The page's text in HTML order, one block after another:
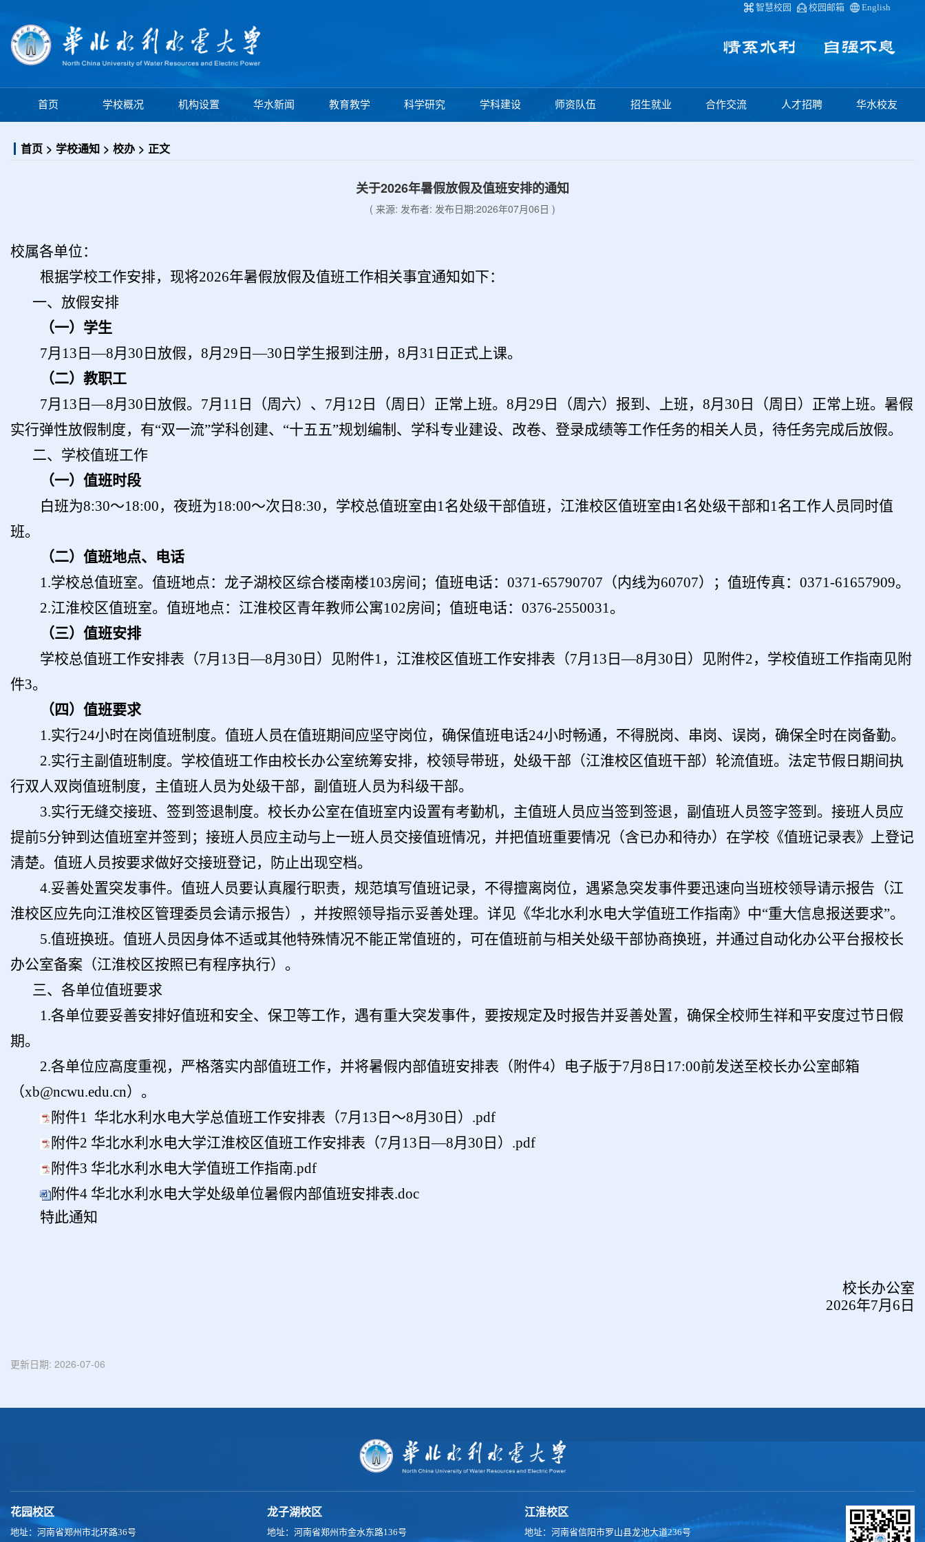
智慧校园 校园邮箱 English
首页 学校概况 机构设置 华水新闻 教育教学 科学研究 学科建设 师资队伍 招生就业 合作交流 人才招聘 华水校友
首页 学校通知 校办 正文
关于2026年暑假放假及值班安排的通知
( 来源: 发布者: 发布日期:2026年07月06日 )
校属各单位：
根据学校工作安排，现将2026年暑假放假及值班工作相关事宜通知如下：
一、放假安排
（一） 学生
7月 13 日—8月 30 日放假， 8月 29 日—30 日学生报到注册， 8月 31 日正式上课。
（二）教职工
7月 13 日—8月 30 日放假。 7月 11日（周六）、 7月 12日（周日）正常上班。 8月 29 日（周六）报到、上班， 8月 30 日（周日）正常上班。 暑假
实行弹性放假制度，有“双一流”学科创建、 “十五五”规划编制 、 学科专业建设、改卷、登录成绩等工作任务的相关人员，待任务完成后放假。
二、学校值班工作
（一）值班时段
白班为8:30～18:00，夜班为18:00～次日 8:30，学校总值班室由1名处级干部值班，江淮校区值班室由1名处级干部和1名工作人员同时值
班。
（二）值班地点、电话
1.学校总值班室。值班地点：龙子湖校区综合楼南楼103房间；值班电话：0371-65790707（内线为60707）；值班传真：0371-61657909。
2.江淮校区值班室。值班地点：江淮校区青年教师公寓102房间；值班电话：0376-2550031。
（三）值班安排
学校总值班工作安排表（7月 13 日—8月 30 日）见附件1，江淮校区值班工作安排表（7月 13 日—8月 30 日）见附件2， 学校值班工作指南见附
件3。
（四）值班要求
1.实行24小时在岗值班制度。值班人员在值班期间应坚守岗位，确保值班电话24小时畅通，不得脱岗、串岗、误岗，确保全时在岗备勤。
2.实行主副值班制度。学校值班工作由校长办公室统筹安排，校领导带班，处级干部（江淮校区值班干部）轮流值班。法定节假日期间执
行双人双岗值班制度，主值班人员为处级干部，副值班人员为科级干部。
3.实行无缝交接班、签到签退制度。校长办公室在值班室内设置有考勤机，主值班人员应当签到签退，副值班人员签字签到。接班人员应
提前5分钟到达值班室并签到；接班人员应主动与上一班人员交接值班情况，并把值班重要情况（含已办和待办）在学校《值班记录表》上登记
清楚。值班人员按要求做好交接班登记，防止出现空档。
4.妥善处置突发事件。值班人员要认真履行职责，规范填写值班记录，不得擅离岗位，遇紧急突发事件要迅速向当班校领导请示报告（江
淮校区应先向江淮校区管理委员会请示报告），并按照领导指示妥善处理。详见《华北水利水电大学值班工作指南》中“重大信息报送要求”。
5.值班换班。值班人员因身体不适或其他特殊情况不能正常值班的，可在值班前与相关处级干部协商换班，并通过自动化办公平台报校长
办公室备案（江淮校区按照已有程序执行）。
三、各单位值班要求
1.各单位要妥善安排好值班和安全、保卫等工作，遇有重大突发事件，要按规定及时报告并妥善处置，确保全校师生祥和平安度过节日假
期。
2.各单位应高度重视，严格落实内部值班工作，并将暑假内部值班安排表（附件4）电子版于7月 8 日 17:00前发送至校长办公室邮箱
（xb@ncwu.edu.cn）。
附件1 华北水利水电大学总值班工作安排表（7月13日～8月30日）.pdf
附件2 华北水利水电大学江淮校区值班工作安排表（7月13日—8月30日）.pdf
附件3 华北水利水电大学值班工作指南.pdf
附件4 华北水利水电大学处级单位暑假内部值班安排表.doc
特此通知
校长办公室
2026年7月 6 日
更新日期: 2026-07-06
花园校区
地址：河南省郑州市北环路36号
龙子湖校区
地址：河南省郑州市金水东路136号
江淮校区
地址：河南省信阳市罗山县龙池大道236号